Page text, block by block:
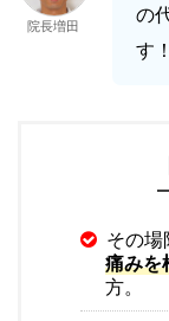
院長増田
の
す！
その場
痛みを
方。